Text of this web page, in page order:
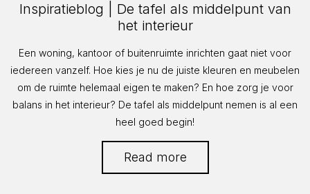
Inspiratieblog | De tafel als middelpunt van
het interieur
Een woning, kantoor of buitenruimte inrichten gaat niet voor
iedereen vanzelf. Hoe kies je nu de juiste kleuren en meubelen
om de ruimte helemaal eigen te maken? En hoe zorg je voor
balans in het interieur? De tafel als middelpunt nemen is al een
heel goed begin!
Read more